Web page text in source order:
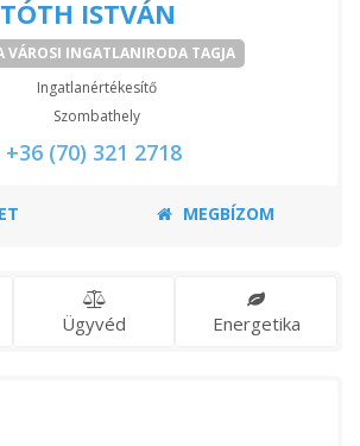
TÓTH ISTVÁN
VÁROSI INGATLANIRODA TAGJA
Ingatlanértékesítő
Szombathely
+36 (70) 321 2718
MEGBÍZOM
Ügyvéd Energetika